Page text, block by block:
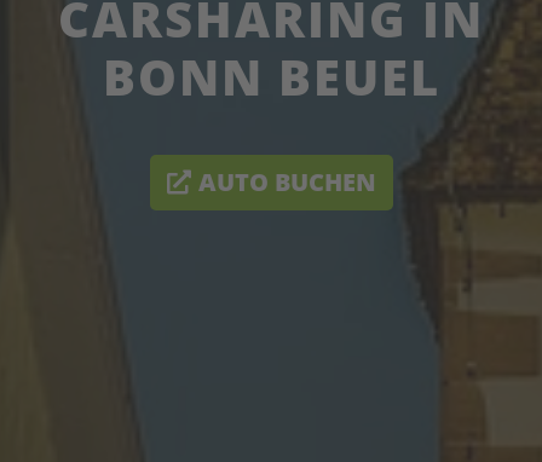
CARSHARING IN
BONN BEUEL
AUTO BUCHEN